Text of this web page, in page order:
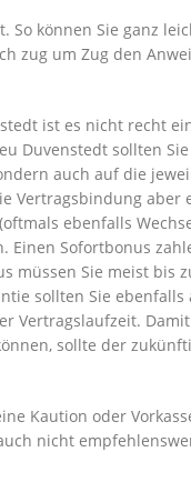
So können Sie ganz
zug um Zug den
ist es nicht recht
Duvenstedt sollten
auch auf die
Vertragsbindung aber
ebenfalls
Einen Sofortbonus
müssen Sie meist bis
sollten Sie
Vertragslaufzeit.
sollte der
Kaution oder
nicht